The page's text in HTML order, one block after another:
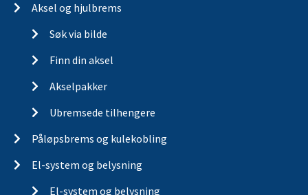
Aksel og hjulbrems
Søk via bilde
Finn din aksel
Akselpakker
Ubremsede tilhengere
Påløpsbrems og kulekobling
El-system og belysning
El-system og belysning